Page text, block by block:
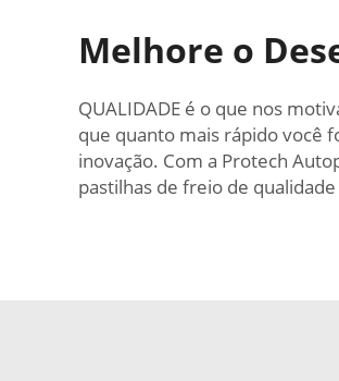
Melhore o
QUALIDADE é o que nos
que quanto mais rápido você
inovação. Com a Protech
pastilhas de freio de